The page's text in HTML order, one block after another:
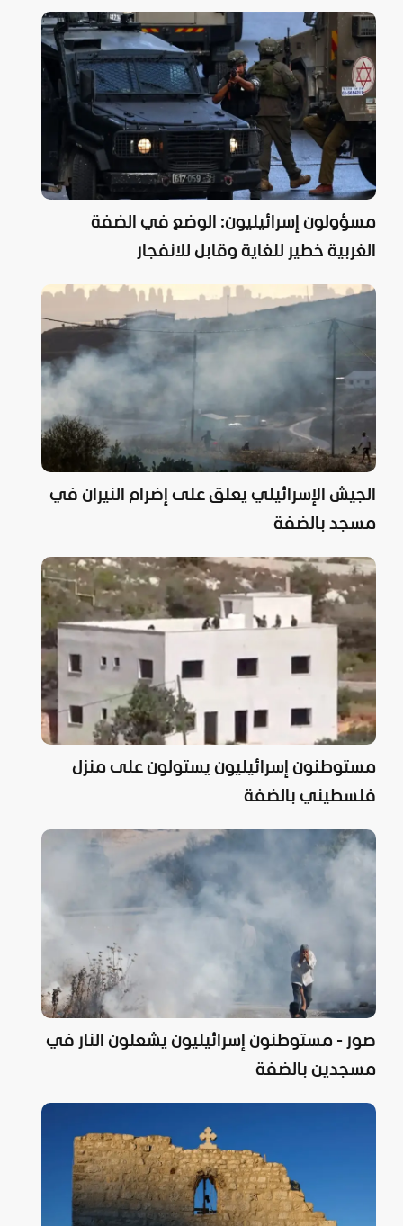
مسؤولون إسرائيليون: الوضع في الضفة
الغربية خطير للغاية وقابل للانفجار
الجيش الإسرائيلي يعلق على إضرام النيران في
مسجد بالضفة
مستوطنون إسرائيليون يستولون على منزل
فلسطيني بالضفة
صور - مستوطنون إسرائيليون يشعلون النار في
مسجدين بالضفة